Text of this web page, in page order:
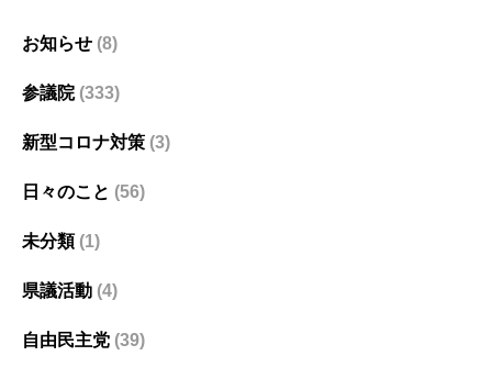
お知らせ (8)
参議院(333)
新型コロナ対策 (3)
日々のこと (56)
未分類(1)
県議活動 (4)
自由民主党 (39)